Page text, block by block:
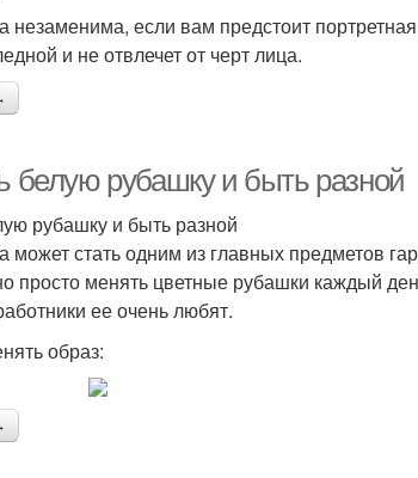
незаменима, если вам предстоит
и не отвлечет от черт лица.
белую рубашку и быть разной
рубашку и быть разной
может стать одним из главных предметов
просто менять цветные рубашки каждый
ее очень любят.
образ: